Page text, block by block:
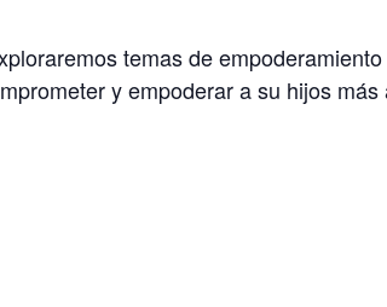
temas de
y empoderar a su hijos